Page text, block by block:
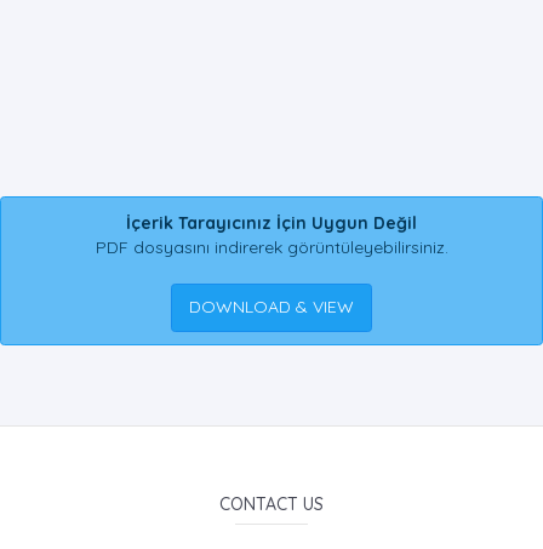
İçerik Tarayıcınız İçin Uygun Değil
PDF dosyasını indirerek görüntüleyebilirsiniz.
DOWNLOAD & VIEW
CONTACT US